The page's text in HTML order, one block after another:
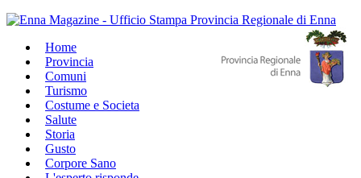
Home
Provincia
Comuni
Turismo
Costume e Societa
Salute
Storia
Gusto
Corpore Sano